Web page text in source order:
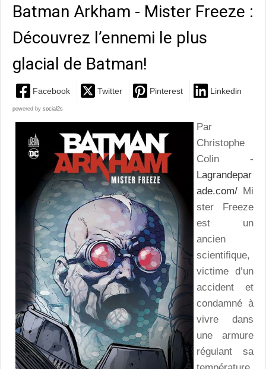
Batman Arkham - Mister Freeze :
Découvrez l’ennemi le plus
glacial de Batman!
Facebook Twitter Pinterest Linkedin
powered by social2s
Par
Christophe
Colin -
Lagrandepar
ade.com/ Mi
ster Freeze
est un
ancien
scientifique,
victime d’un
accident et
condamné à
vivre dans
une armure
régulant sa